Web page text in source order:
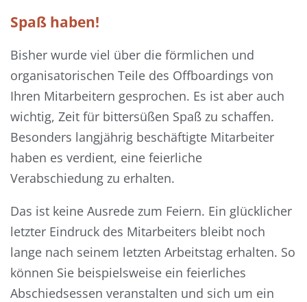
Spaß haben!
Bisher wurde viel über die förmlichen und
organisatorischen Teile des Offboardings von
Ihren Mitarbeitern gesprochen. Es ist aber auch
wichtig, Zeit für bittersüßen Spaß zu schaffen.
Besonders langjährig beschäftigte Mitarbeiter
haben es verdient, eine feierliche
Verabschiedung zu erhalten.
Das ist keine Ausrede zum Feiern. Ein glücklicher
letzter Eindruck des Mitarbeiters bleibt noch
lange nach seinem letzten Arbeitstag erhalten. So
können Sie beispielsweise ein feierliches
Abschiedsessen veranstalten und sich um ein